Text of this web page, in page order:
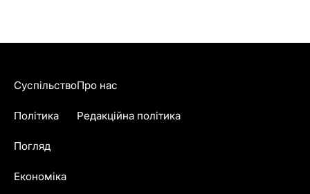
Суспільство
Політика
Погляд
Економіка
Про нас
Редакційна політика